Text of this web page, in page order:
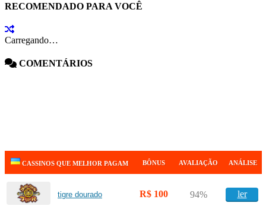
RECOMENDADO PARA VOCÊ
Carregando…
COMENTÁRIOS
CASSINOS QUE MELHOR PAGAM BÔNUS AVALIAÇÃO ANÁLISE
tigre dourado R$ 100 94% ler